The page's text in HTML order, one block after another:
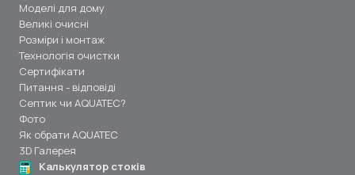
Моделі для дому
Великі очисні
Розміри і монтаж
Технологія очистки
Сертифікати
Питання - відповіді
Септик чи AQUATEC?
Фото
Як обрати AQUATEC
3D Галерея
Калькулятор стоків